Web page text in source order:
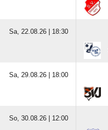
Sa, 22.08.26 | 18:30
Sa, 29.08.26 | 18:00
So, 30.08.26 | 12:00